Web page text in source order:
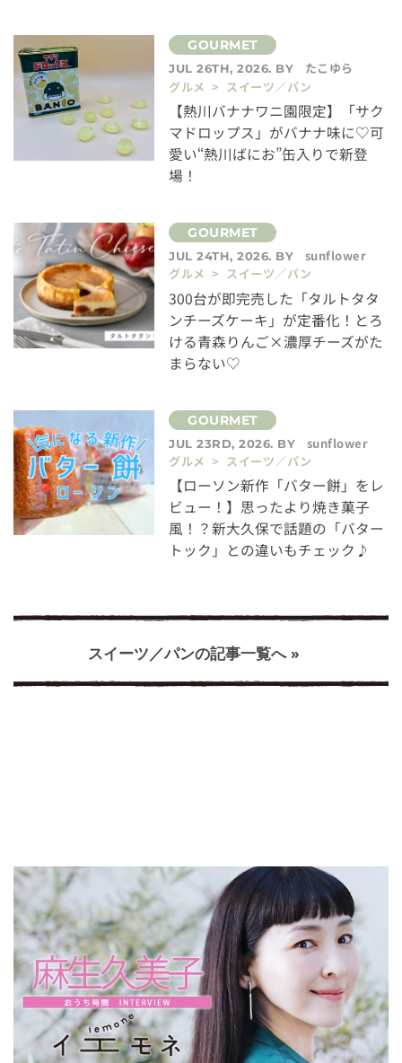
JUL 26TH, 2026. BY
たこゆら
グルメ > スイーツ／パン
【熱川バナナワニ園限定】「サク
マドロップス」がバナナ味に♡可
愛い“熱川ばにお”缶入りで新登
場！
JUL 24TH, 2026. BY
sunflower
グルメ > スイーツ／パン
300台が即完売した「タルトタタ
ンチーズケーキ」が定番化！とろ
ける青森りんご×濃厚チーズがた
まらない♡
JUL 23RD, 2026. BY
sunflower
グルメ > スイーツ／パン
【ローソン新作「バター餅」をレ
ビュー！】思ったより焼き菓子
風！？新大久保で話題の「バター
トック」との違いもチェック♪
スイーツ／パンの記事一覧へ »